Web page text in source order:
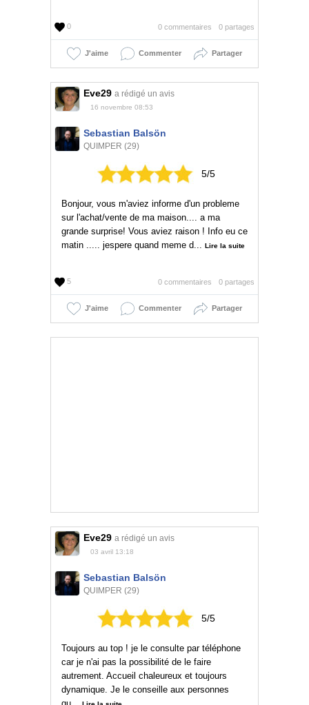
0 0 partages
0 commentaires
J'aime Commenter Partager
Eve29 a rédigé un avis
16 novembre 08:53
Sebastian Balsön
QUIMPER (29)
5/5
Bonjour, vous m'aviez informe d'un probleme
sur l'achat/vente de ma maison.... a ma
grande surprise! Vous aviez raison ! Info eu ce
matin ..... jespere quand meme d...
Lire la suite
5 0 partages
0 commentaires
J'aime Commenter Partager
Eve29 a rédigé un avis
03 avril 13:18
Sebastian Balsön
QUIMPER (29)
5/5
Toujours au top ! je le consulte par téléphone
car je n'ai pas la possibilité de le faire
autrement. Accueil chaleureux et toujours
dynamique. Je le conseille aux personnes